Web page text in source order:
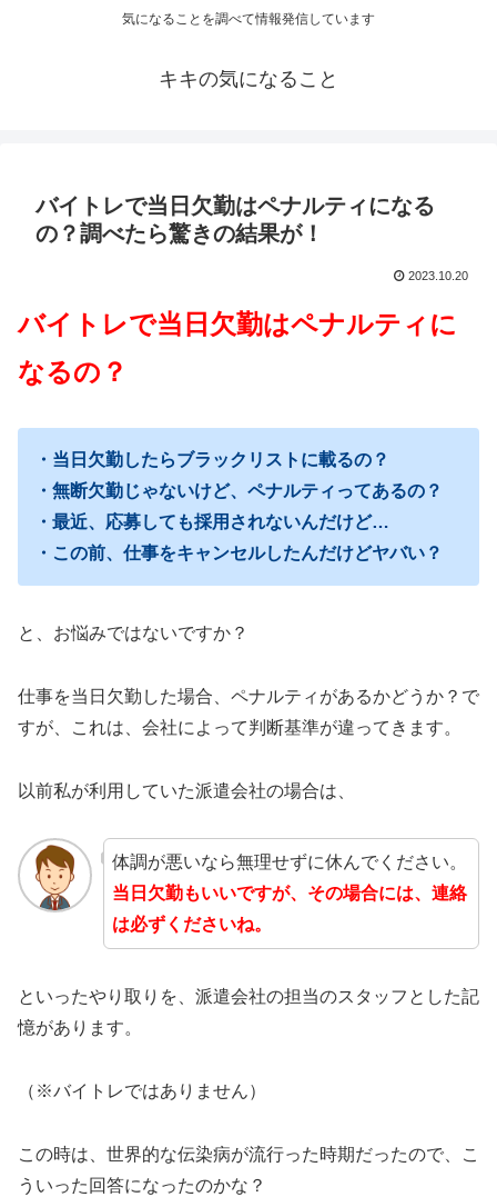
気になることを調べて情報発信しています
キキの気になること
バイトレで当日欠勤はペナルティになる
の？調べたら驚きの結果が！
2023.10.20
バイトレで当日欠勤はペナルティに
なるの？
・当日欠勤したらブラックリストに載るの？
・無断欠勤じゃないけど、ペナルティってあるの？
・最近、応募しても採用されないんだけど…
・この前、仕事をキャンセルしたんだけどヤバい？
と、お悩みではないですか？
仕事を当日欠勤した場合、ペナルティがあるかどうか？で
すが、これは、会社によって判断基準が違ってきます。
以前私が利用していた派遣会社の場合は、
体調が悪いなら無理せずに休んでください。
当日欠勤もいいですが、その場合には、連絡
は必ずくださいね。
といったやり取りを、派遣会社の担当のスタッフとした記
憶があります。
（※バイトレではありません）
この時は、世界的な伝染病が流行った時期だったので、こ
ういった回答になったのかな？